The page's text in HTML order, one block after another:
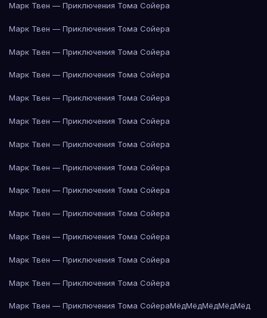
Марк Твен — Приключения Тома Сойера
Марк Твен — Приключения Тома Сойера
Марк Твен — Приключения Тома Сойера
Марк Твен — Приключения Тома Сойера
Марк Твен — Приключения Тома Сойера
Марк Твен — Приключения Тома Сойера
Марк Твен — Приключения Тома Сойера
Марк Твен — Приключения Тома Сойера
Марк Твен — Приключения Тома Сойера
Марк Твен — Приключения Тома Сойера
Марк Твен — Приключения Тома Сойера
Марк Твен — Приключения Тома Сойера
Марк Твен — Приключения Тома Сойера
Марк Твен — Приключения Тома СойераМёдМёдМёдМёдМёд